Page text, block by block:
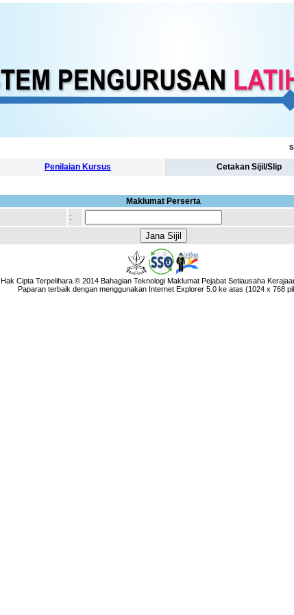
Penilaian Kursus Cetakan Sijil/Slip
Maklumat Perserta
:
Hak Cipta Terpelihara © 2014 Bahagian Teknologi Maklumat Pejabat Setiausaha
Paparan terbaik dengan menggunakan Internet Explorer 5.0 ke atas (1024 x 768